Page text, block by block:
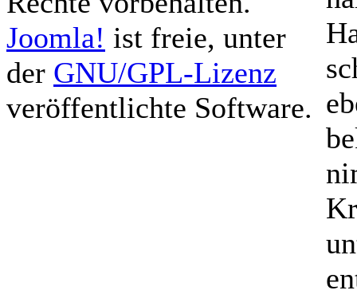
Joomla! ist freie, unter
der GNU/GPL-Lizenz
veröffentlichte Software.